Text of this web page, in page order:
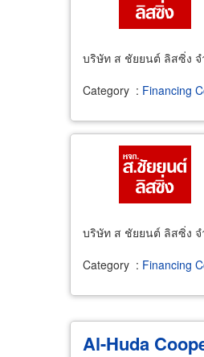
บริษัท ส ชัยยนต์ ลิสซิ่ง
Category : Financing
บริษัท ส ชัยยนต์ ลิสซิ่ง
Category : Financing
Al-Huda